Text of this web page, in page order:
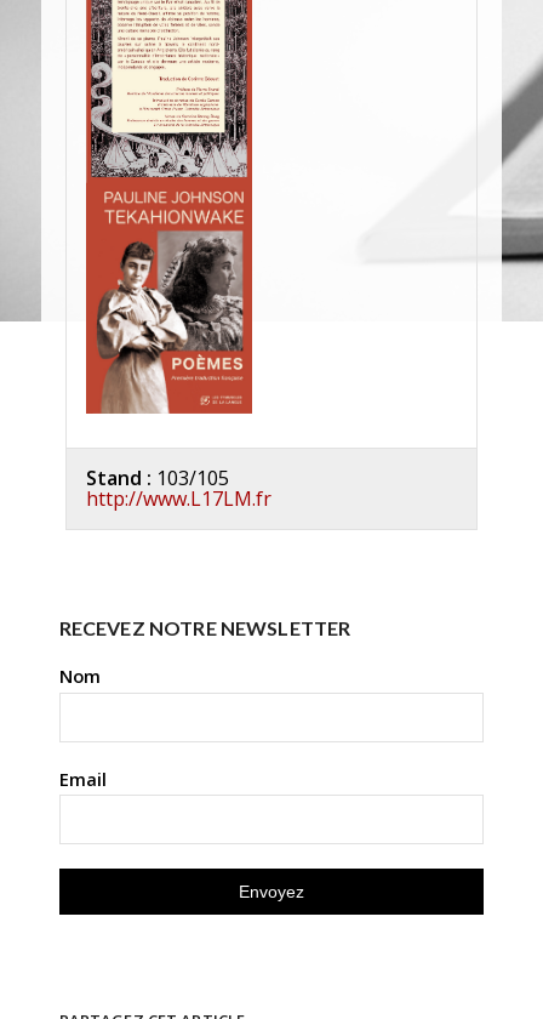
Stand : 103/105
http://www.L17LM.fr
RECEVEZ NOTRE NEWSLETTER
Nom
Email